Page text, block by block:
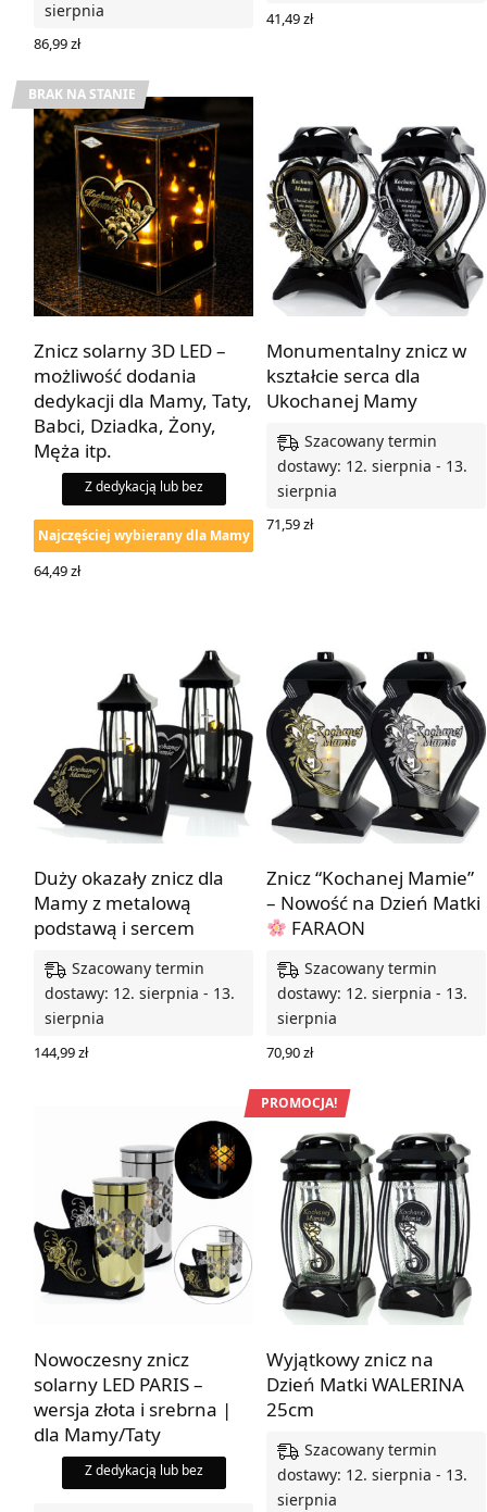
sierpnia
86,99zł
41,49zł
BRAK NA STANIE
Znicz solarny 3D LED –
możliwość dodania
dedykacji dla Mamy, Taty,
Babci, Dziadka, Żony,
Męża itp.
Z dedykacją lub bez
Najczęściej wybierany dla Mamy
64,49zł
Monumentalny znicz w
kształcie serca dla
Ukochanej Mamy
Szacowany termin
dostawy: 12. sierpnia - 13.
sierpnia
71,59zł
Duży okazały znicz dla
Mamy z metalową
podstawą i sercem
Szacowany termin
dostawy: 12. sierpnia - 13.
sierpnia
144,99zł
Znicz “Kochanej Mamie”
– Nowość na Dzień Matki
FARAON
Szacowany termin
dostawy: 12. sierpnia - 13.
sierpnia
70,90zł
Nowoczesny znicz
solarny LED PARIS –
wersja złota i srebrna |
dla Mamy/Taty
Z dedykacją lub bez
PROMOCJA!
Wyjątkowy znicz na
Dzień Matki WALERINA
25cm
Szacowany termin
dostawy: 12. sierpnia - 13.
sierpnia